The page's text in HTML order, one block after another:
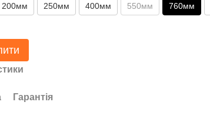
200мм 250мм 400мм 550мм 760мм
Гарантія